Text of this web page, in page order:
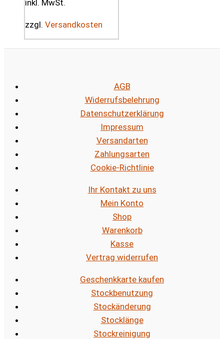
inkl. MwSt.
zzgl. Versandkosten
AGB
Widerrufsbelehrung
Datenschutzerklärung
Impressum
Versandarten
Zahlungsarten
Cookie-Richtlinie
Ihr Kontakt zu uns
Mein Konto
Shop
Warenkorb
Kasse
Vertrag widerrufen
Geschenkkarte kaufen
Stockbenutzung
Stockänderung
Stocklänge
Stockreinigung